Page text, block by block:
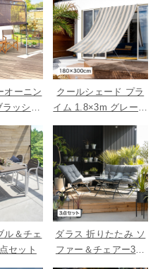
オーニン
ラッシュ
クールシェード プラ
イム 1.8×3m グレース
トライプ
ル＆チェ
セット
ダラス 折りたたみ ソ
ファー＆チェアー3点